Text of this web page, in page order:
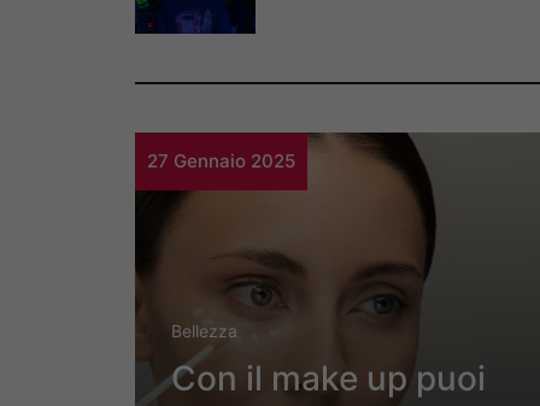
27 Gennaio 2025
Bellezza
Con il make up puoi